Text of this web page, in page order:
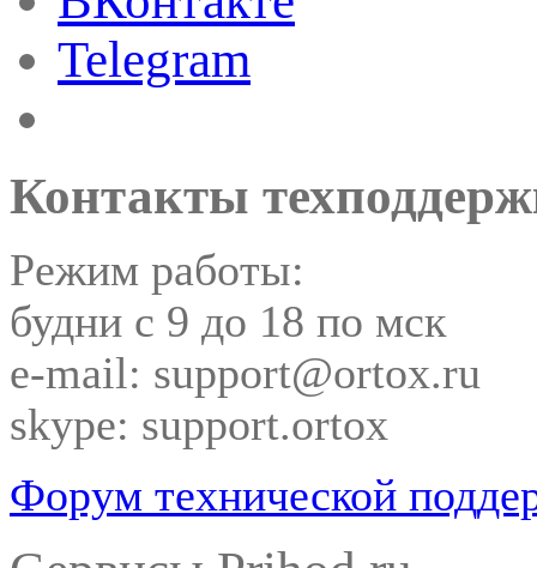
Telegram
Контакты
Режим работы:
будни с 9 до 18 по мск
e-mail: support@ortox.ru
skype: support.ortox
Форум технической